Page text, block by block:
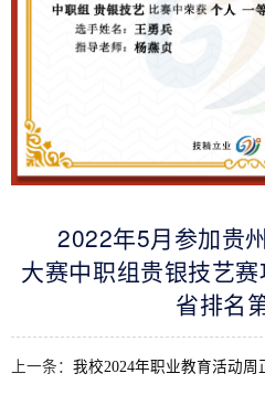
2022年5月参加贵
大赛中职组贵银技艺
省排名
上一条： 我校2024年职业教育活动周